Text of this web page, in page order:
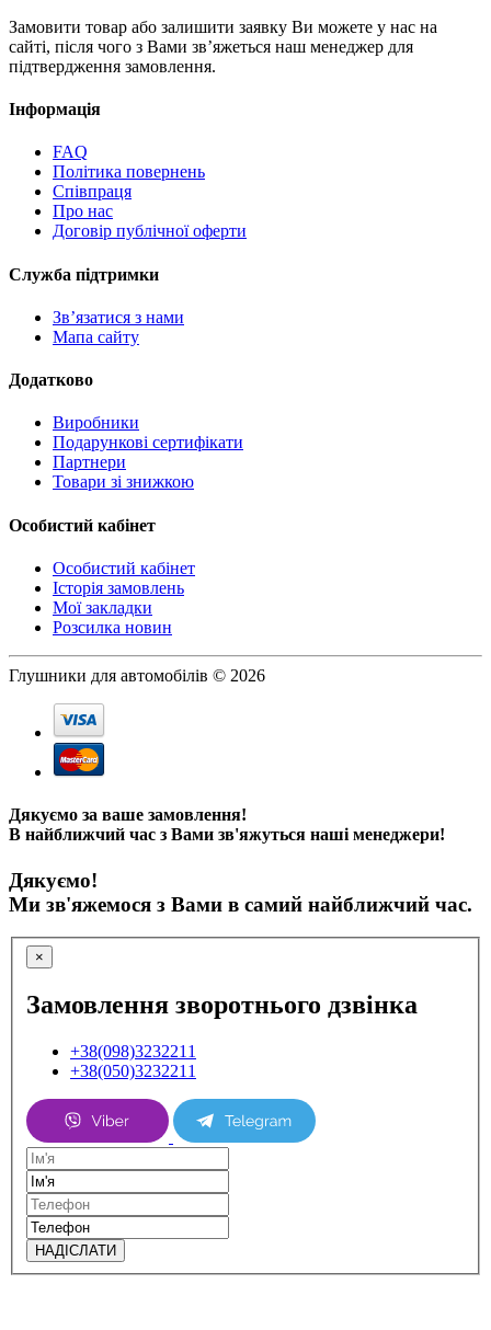
Замовити товар або залишити заявку Ви можете у нас на
сайті, після чого з Вами зв’яжеться наш менеджер для
підтвердження замовлення.
Інформація
FAQ
Політика повернень
Співпраця
Про нас
Договір публічної оферти
Служба підтримки
Зв’язатися з нами
Мапа сайту
Додатково
Виробники
Подарункові сертифікати
Партнери
Товари зі знижкою
Особистий кабінет
Особистий кабінет
Історія замовлень
Мої закладки
Розсилка новин
Глушники для автомобілів © 2026
Дякуємо за ваше замовлення!
В найближчий час з Вами зв'яжуться наші менеджери!
Дякуємо!
Ми зв'яжемося з Вами в самий найближчий час.
×
Замовлення зворотнього дзвінка
+38(098)3232211
+38(050)3232211
НАДІСЛАТИ